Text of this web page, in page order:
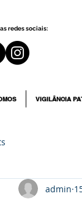
redes sociais:
VIGILÂNCIA
admin